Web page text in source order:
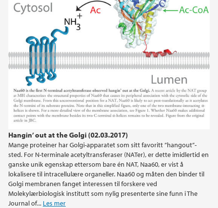
Hangin’ out at the Golgi (02.03.2017)
Mange proteiner har Golgi-apparatet som sitt favoritt ”hangout”-
sted. For N-terminale acetyltransferaser (NATer), er dette imidlertid en
ganske unik egenskap ettersom bare én NAT, Naa60, er vist å
lokalisere til intracellulære organeller. Naa60 og måten den binder til
Golgi membranen fanget interessen til forskere ved
Molekylærbiologisk institutt som nylig presenterte sine funn i The
Journal of... Les mer